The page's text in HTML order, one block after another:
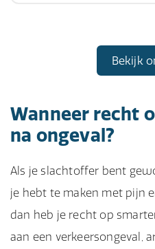
Bekijk
Wanneer recht
na ongeval?
Als je slachtoffer bent
je hebt te maken met pijn
dan heb je recht op
aan een verkeersongeval,